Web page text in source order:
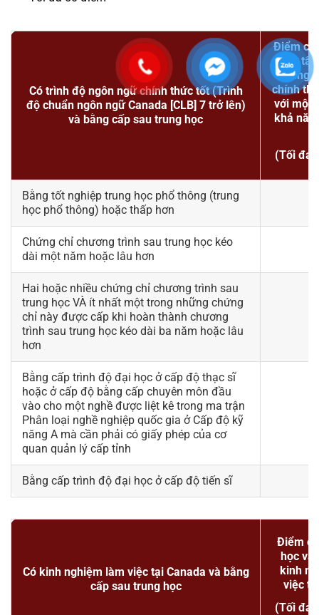
Có trình độ ngôn ngữ chính thức tốt (Trình
độ chuẩn ngôn ngữ Canada [CLB] 7 trở lên)
và bằng cấp sau trung học
Điểm
lên ở tất
năng
chính
với một
khả
(Tối đa
Bằng tốt nghiệp trung học phổ thông (trung
học phổ thông) hoặc thấp hơn
Chứng chỉ chương trình sau trung học kéo
dài một năm hoặc lâu hơn
Hai hoặc nhiều chứng chỉ chương trình sau
trung học VÀ ít nhất một trong những chứng
chỉ này được cấp khi hoàn thành chương
trình sau trung học kéo dài ba năm hoặc lâu
hơn
Bằng cấp trình độ đại học ở cấp độ thạc sĩ
hoặc ở cấp độ bằng cấp chuyên môn đầu
vào cho một nghề được liệt kê trong ma trận
Phân loại nghề nghiệp quốc gia ở Cấp độ kỹ
năng A mà cần phải có giấy phép của cơ
quan quản lý cấp tỉnh
Bằng cấp trình độ đại học ở cấp độ tiến sĩ
Có kinh nghiệm làm việc tại Canada và bằng
cấp sau trung học
Điểm
học
kinh
việc
(Tối đa